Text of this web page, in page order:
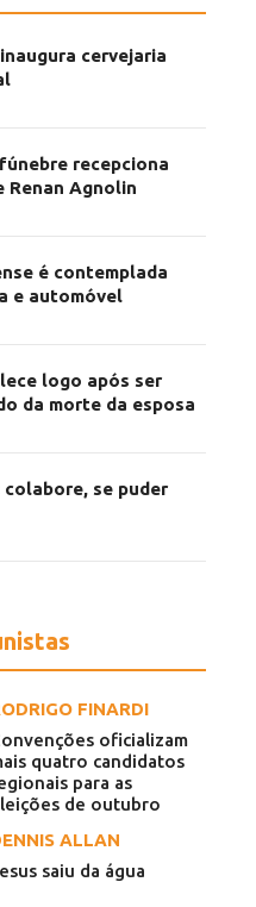
cervejaria
recepciona
Renan Agnolin
é contemplada
e automóvel
logo após ser
da morte da esposa
colabore, se puder
FINARDI
oficializam
quatro candidatos
para as
de outubro
ALLAN
saiu da água